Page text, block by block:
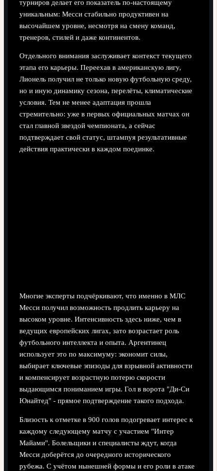
турниров делает его показатель по-настоящему
уникальным: Месси стабильно продуктивен на
высочайшем уровне, несмотря на смену команд,
тренеров, стилей и даже континентов.
Отдельного внимания заслуживает контекст текущего
этапа его карьеры. Переехав в американскую лигу,
Лионель получил не только новую футбольную среду,
но и иную динамику сезона, перелёты, климатические
условия. Тем не менее адаптация прошла
стремительно: уже в первых официальных матчах он
стал главной звездой чемпионата, а сейчас
подтверждает свой статус, штампуя результативные
действия практически в каждом поединке.
Многие эксперты подчёркивают, что именно в МЛС
Месси получил возможность продлить карьеру на
высоком уровне. Интенсивность здесь ниже, чем в
ведущих европейских лигах, зато возрастает роль
футбольного интеллекта и опыта. Аргентинец
использует это по максимуму: экономит силы,
выбирает ключевые эпизоды для взрывной активности
и компенсирует возрастную потерю скорости
выдающимся пониманием игры. Гол в ворота "Ди-Си
Юнайтед" - прямое подтверждение такого подхода.
Близость к отметке в 900 голов подогревает интерес к
каждому следующему матчу с участием "Интер
Майами". Болельщики и специалисты ждут, когда
Месси доберётся до очередного исторического
рубежа. С учётом нынешней формы и его роли в атаке